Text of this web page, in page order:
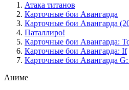
Атака титанов
Карточные бои Авангарда
Карточные бои Авангарда
Паталлиро!
Карточные бои Авангарда:
Карточные бои Авангарда: If
Карточные бои Авангарда
Аниме